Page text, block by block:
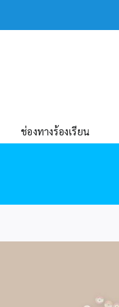
ช่องทางร้องเรียน